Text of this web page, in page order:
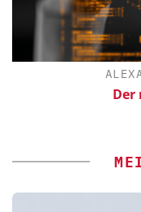
Der